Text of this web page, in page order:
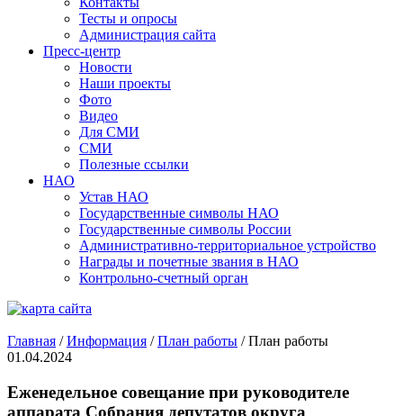
Тесты и опросы
Администрация сайта
Пресс-центр
Новости
Наши проекты
Фото
Видео
Для СМИ
СМИ
Полезные ссылки
НАО
Устав НАО
Государственные символы НАО
Государственные символы России
Административно-территориальное устройство
Награды и почетные звания в НАО
Контрольно-счетный орган
Главная /Информация /План работы /План работы
01.04.2024
Еженедельное совещание при руководителе
аппарата Собрания депутатов округа